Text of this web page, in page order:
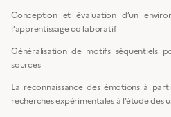
Conception et évaluation d’un
l’apprentissage collaboratif
Généralisation de motifs séquentiels
sources
La reconnaissance des émotions à
recherches expérimentales à l’étude des